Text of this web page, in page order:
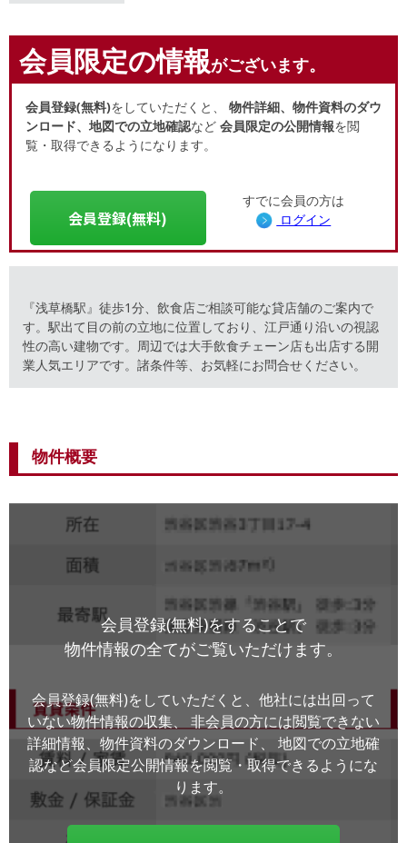
会員限定の情報がございます。
会員登録(無料)をしていただくと、 物件詳細、物件資料のダウ
ンロード、地図での立地確認など 会員限定の公開情報を閲
覧・取得できるようになります。
会員登録(無料)
すでに会員の方は
ログイン
『浅草橋駅』徒歩1分、飲食店ご相談可能な貸店舗のご案内で
す。駅出て目の前の立地に位置しており、江戸通り沿いの視認
性の高い建物です。周辺では大手飲食チェーン店も出店する開
業人気エリアです。諸条件等、お気軽にお問合せください。
物件概要
会員登録(無料)をすることで
物件情報の全てがご覧いただけます。
会員登録(無料)をしていただくと、他社には出回って
いない物件情報の収集、
非会員の方には閲覧できない
詳細情報、物件資料のダウンロード、
地図での立地確
認など会員限定公開情報を閲覧・取得できるようにな
ります。